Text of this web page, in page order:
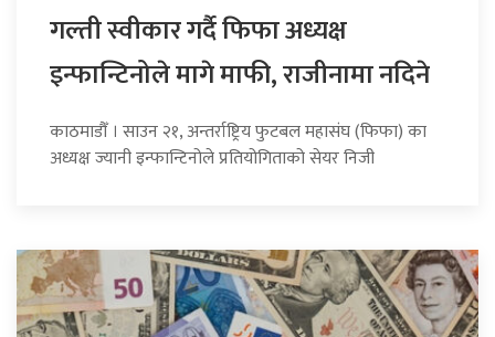
गल्ती स्वीकार गर्दै फिफा अध्यक्ष
इन्फान्टिनोले मागे माफी, राजीनामा नदिने
काठमाडौँ । साउन २१, अन्तर्राष्ट्रिय फुटबल महासंघ (फिफा) का
अध्यक्ष ज्यानी इन्फान्टिनोले प्रतियोगिताको सेयर निजी